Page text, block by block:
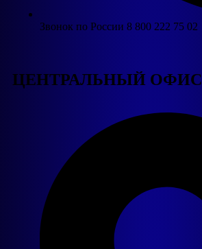
Звонок по России 8 800 222 75 02
ЦЕНТРАЛЬНЫЙ ОФИС